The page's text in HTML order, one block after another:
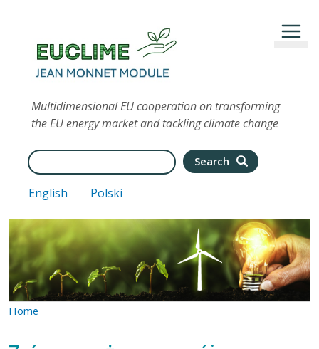
Multidimensional EU cooperation on transforming
the EU energy market and tackling climate change
Search Search
English Polski
Home